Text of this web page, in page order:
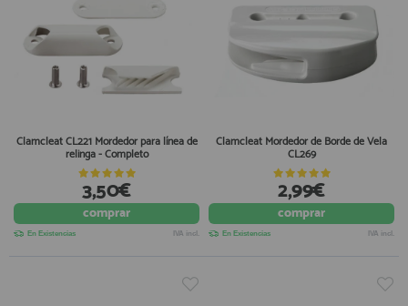
Clamcleat CL221 Mordedor para línea de
relinga - Completo
3,50€
comprar
En Existencias IVA incl.
Clamcleat Mordedor de Borde de Vela
CL269
2,99€
comprar
En Existencias IVA incl.